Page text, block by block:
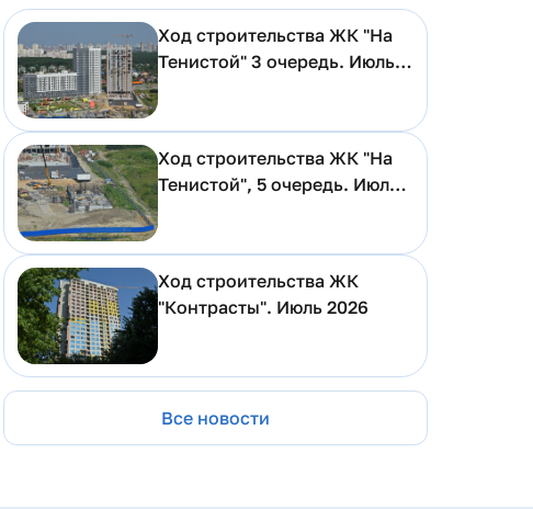
Ход строительства ЖК "На
Тенистой" 3 очередь. Июль
Ход строительства ЖК "На
Тенистой", 5 очередь. Июль
Ход строительства ЖК
"Контрасты". Июль 2026
Все новости